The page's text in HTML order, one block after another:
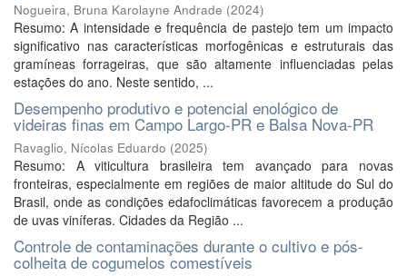
Nogueira, Bruna Karolayne Andrade (2024)
Resumo: A intensidade e frequência de pastejo tem um impacto
significativo nas características morfogênicas e estruturais das
gramíneas forrageiras, que são altamente influenciadas pelas
estações do ano. Neste sentido, ...
Desempenho produtivo e potencial enológico de
videiras finas em Campo Largo-PR e Balsa Nova-PR
Ravaglio, Nícolas Eduardo (2025)
Resumo: A viticultura brasileira tem avançado para novas
fronteiras, especialmente em regiões de maior altitude do Sul do
Brasil, onde as condições edafoclimáticas favorecem a produção
de uvas viníferas. Cidades da Região ...
Controle de contaminações durante o cultivo e pós-
colheita de cogumelos comestíveis